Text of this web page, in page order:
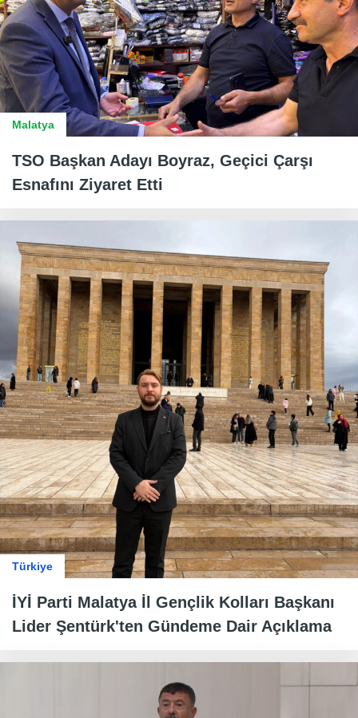
Malatya
TSO Başkan Adayı Boyraz, Geçici Çarşı
Esnafını Ziyaret Etti
Türkiye
İYİ Parti Malatya İl Gençlik Kolları Başkanı
Lider Şentürk'ten Gündeme Dair Açıklama